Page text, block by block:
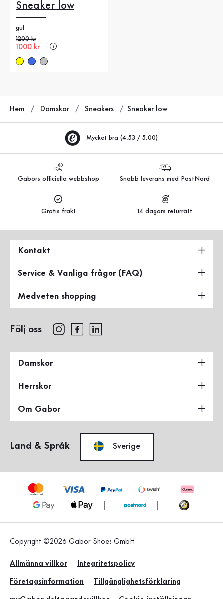
Sneaker low
gul
Gammalt pris
1200 kr
Nytt pris
1000 kr
Hem Damskor Sneakers Sneaker low
Mycket bra (4.53 / 5.00)
Gabors officiella webbshop Snabb leverans med PostNord
Gratis frakt 14 dagars returrätt
Kontakt
Service & Vanliga frågor (FAQ)
Medveten shopping
Följ oss
Damskor
Herrskor
Om Gabor
Land & Språk Sverige
Copyright ©2026 Gabor Shoes GmbH
Allmänna villkor Integritetspolicy
Företagsinformation Tillgänglighetsförklaring